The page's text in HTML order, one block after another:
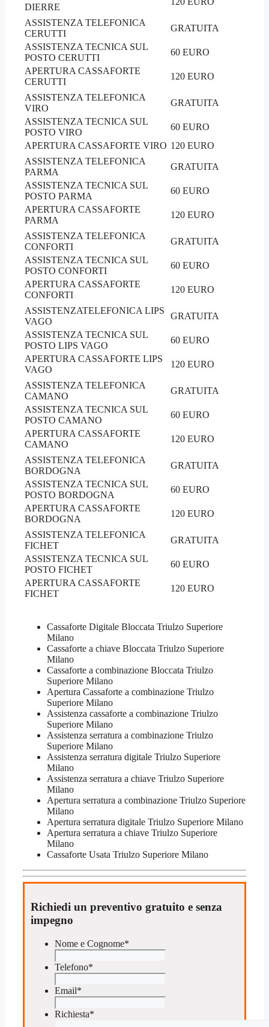
DIERRE
ASSISTENZA TELEFONICA
CERUTTI
GRATUITA
ASSISTENZA TECNICA SUL
POSTO CERUTTI
60 EURO
APERTURA CASSAFORTE
CERUTTI
120 EURO
ASSISTENZA TELEFONICA
VIRO
GRATUITA
ASSISTENZA TECNICA SUL
POSTO VIRO
60 EURO
APERTURA CASSAFORTE VIRO 120 EURO
ASSISTENZA TELEFONICA
PARMA
GRATUITA
ASSISTENZA TECNICA SUL
POSTO PARMA
60 EURO
APERTURA CASSAFORTE
PARMA
120 EURO
ASSISTENZA TELEFONICA
CONFORTI
GRATUITA
ASSISTENZA TECNICA SUL
POSTO CONFORTI
60 EURO
APERTURA CASSAFORTE
CONFORTI
120 EURO
ASSISTENZATELEFONICA LIPS
VAGO
GRATUITA
ASSISTENZA TECNICA SUL
POSTO LIPS VAGO
60 EURO
APERTURA CASSAFORTE LIPS
VAGO
120 EURO
ASSISTENZA TELEFONICA
CAMANO
GRATUITA
ASSISTENZA TECNICA SUL
POSTO CAMANO
60 EURO
APERTURA CASSAFORTE
CAMANO
120 EURO
ASSISTENZA TELEFONICA
BORDOGNA
GRATUITA
ASSISTENZA TECNICA SUL
POSTO BORDOGNA
60 EURO
APERTURA CASSAFORTE
BORDOGNA
120 EURO
ASSISTENZA TELEFONICA
FICHET
GRATUITA
ASSISTENZA TECNICA SUL
POSTO FICHET
60 EURO
APERTURA CASSAFORTE
FICHET
120 EURO
Cassaforte Digitale Bloccata Triulzo Superiore
Milano
Cassaforte a chiave Bloccata Triulzo Superiore
Milano
Cassaforte a combinazione Bloccata Triulzo
Superiore Milano
​Apertura Cassaforte a combinazione Triulzo
Superiore Milano
Assistenza cassaforte a combinazione Triulzo
Superiore Milano
​Assistenza serratura​ ​a combinazione Triulzo
Superiore Milano
Assistenza serratura ​digitale Triulzo Superiore
Milano
Assistenza serratura ​a chiave Triulzo Superiore
Milano
​Apertura serratura​ ​a combinazione Triulzo Superiore
Milano
Apertura serratura​ ​digitale Triulzo Superiore Milano
​Apertura serratura​ ​a chiave Triulzo Superiore
Milano
​Cassaforte Usata Triulzo Superiore Milano
Richiedi un preventivo gratuito e senza
impegno
Nome e Cognome*
Telefono*
Email*
Richiesta*